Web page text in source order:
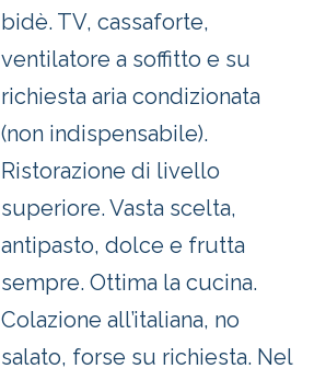
bidè. TV, cassaforte,
ventilatore a soffitto e su
richiesta aria condizionata
(non indispensabile).
Ristorazione di livello
superiore. Vasta scelta,
antipasto, dolce e frutta
sempre. Ottima la cucina.
Colazione all’italiana, no
salato, forse su richiesta. Nel